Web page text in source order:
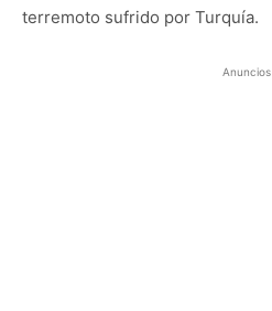
terremoto sufrido por Turquía.
Anuncios